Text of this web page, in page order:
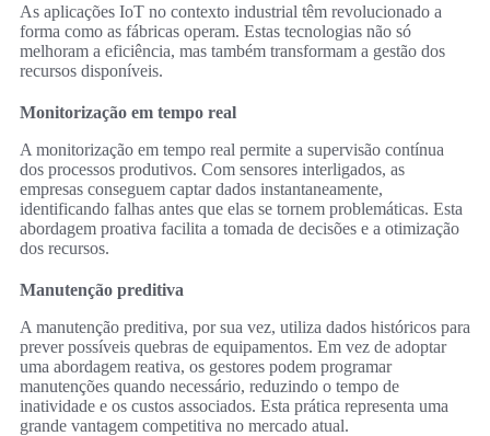
As aplicações IoT no contexto industrial têm revolucionado a
forma como as fábricas operam. Estas tecnologias não só
melhoram a eficiência, mas também transformam a gestão dos
recursos disponíveis.
Monitorização em tempo real
A monitorização em tempo real permite a supervisão contínua
dos processos produtivos. Com sensores interligados, as
empresas conseguem captar dados instantaneamente,
identificando falhas antes que elas se tornem problemáticas. Esta
abordagem proativa facilita a tomada de decisões e a otimização
dos recursos.
Manutenção preditiva
A manutenção preditiva, por sua vez, utiliza dados históricos para
prever possíveis quebras de equipamentos. Em vez de adoptar
uma abordagem reativa, os gestores podem programar
manutenções quando necessário, reduzindo o tempo de
inatividade e os custos associados. Esta prática representa uma
grande vantagem competitiva no mercado atual.